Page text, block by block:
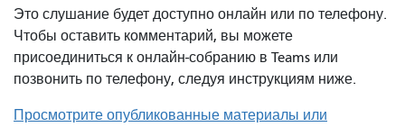
Это слушание будет доступно онлайн или по телефону.
Чтобы оставить комментарий, вы можете
присоединиться к онлайн-собранию в Teams или
позвонить по телефону, следуя инструкциям ниже.
Просмотрите опубликованные материалы или